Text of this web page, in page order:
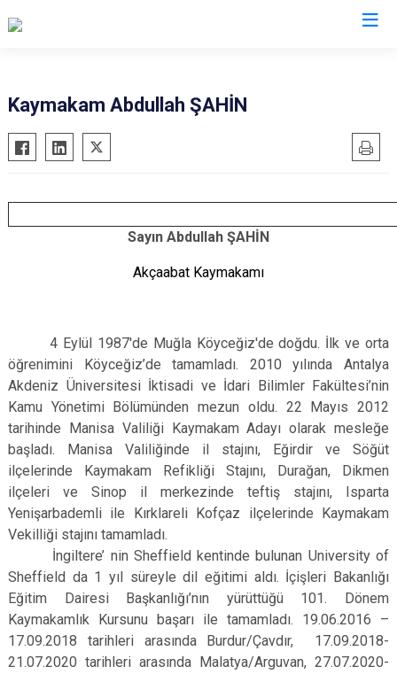
Akçaabat
Araklı
Beşikdüzü
Hayrat
Şalpazarı
Sürmene
Tonya
Ortahisar
Kaymakam Abdullah ŞAHİN
Sayın Abdullah ŞAHİN
Akçaabat Kaymakamı
4 Eylül 1987'de Muğla Köyceğiz'de doğdu. İlk ve orta
öğrenimini Köyceğiz’de tamamladı. 2010 yılında Antalya
Akdeniz Üniversitesi İktisadi ve İdari Bilimler Fakültesi’nin
Kamu Yönetimi Bölümünden mezun oldu. 22 Mayıs 2012
tarihinde Manisa Valiliği Kaymakam Adayı olarak mesleğe
başladı. Manisa Valiliğinde il stajını, Eğirdir ve Söğüt
ilçelerinde Kaymakam Refikliği Stajını, Durağan, Dikmen
ilçeleri ve Sinop il merkezinde teftiş stajını, Isparta
Yenişarbademli ile Kırklareli Kofçaz ilçelerinde Kaymakam
Vekilliği stajını tamamladı.
İngiltere’ nin Sheffield kentinde bulunan University of
Sheffield da 1 yıl süreyle dil eğitimi aldı. İçişleri Bakanlığı
Eğitim Dairesi Başkanlığı’nın yürüttüğü 101. Dönem
Kaymakamlık Kursunu başarı ile tamamladı. 19.06.2016 –
17.09.2018 tarihleri arasında Burdur/Çavdır, 17.09.2018-
21.07.2020 tarihleri arasında Malatya/Arguvan, 27.07.2020-